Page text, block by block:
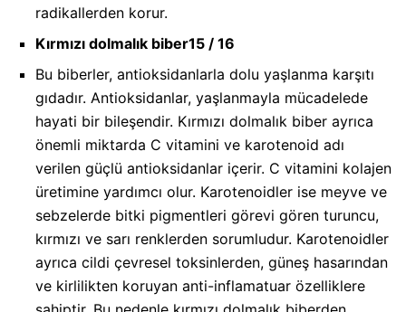
radikallerden korur.
Kırmızı dolmalık biber15 / 16
Bu biberler, antioksidanlarla dolu yaşlanma karşıtı
gıdadır. Antioksidanlar, yaşlanmayla mücadelede
hayati bir bileşendir. Kırmızı dolmalık biber ayrıca
önemli miktarda C vitamini ve karotenoid adı
verilen güçlü antioksidanlar içerir. C vitamini kolajen
üretimine yardımcı olur. Karotenoidler ise meyve ve
sebzelerde bitki pigmentleri görevi gören turuncu,
kırmızı ve sarı renklerden sorumludur. Karotenoidler
ayrıca cildi çevresel toksinlerden, güneş hasarından
ve kirlilikten koruyan anti-inflamatuar özelliklere